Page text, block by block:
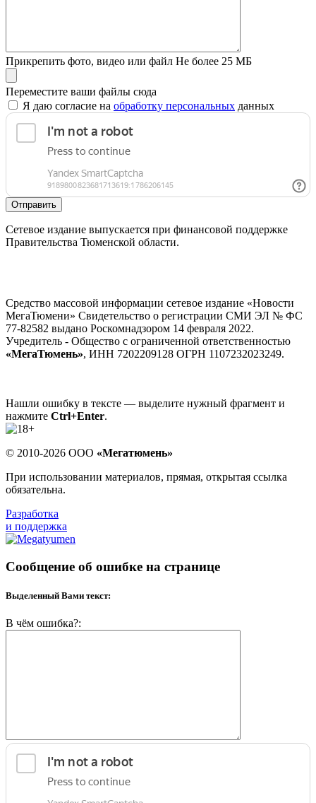
Прикрепить фото, видео или файл Не более 25 МБ
Переместите ваши файлы сюда
Я даю согласие на обработку персональных данных
Отправить
Сетевое издание выпускается при финансовой поддержке
Правительства Тюменской области.
Средство массовой информации сетевое издание «Новости
МегаТюмени» Свидетельство о регистрации СМИ ЭЛ № ФС
77-82582 выдано Роскомнадзором 14 февраля 2022.
Учредитель - Общество с ограниченной ответственностью
«МегаТюмень», ИНН 7202209128 ОГРН 1107232023249.
Нашли ошибку в тексте — выделите нужный фрагмент и
нажмите Ctrl+Enter.
© 2010-2026 ООО «Мегатюмень»
При использовании материалов, прямая, открытая ссылка
обязательна.
Разработка
и поддержка
Сообщение об ошибке на странице
Выделенный Вами текст:
В чём ошибка?: